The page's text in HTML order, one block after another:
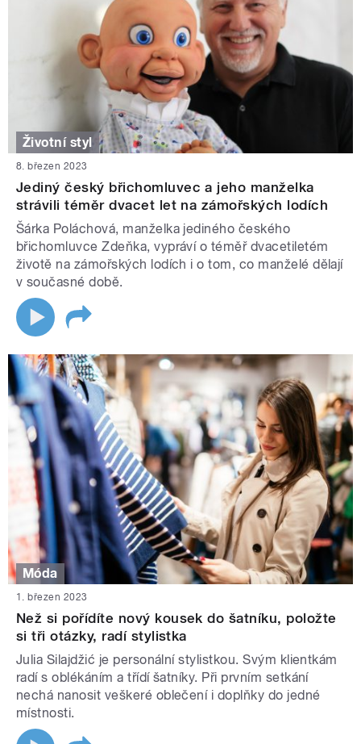
Životní styl
8. březen 2023
Jediný český břichomluvec a jeho manželka
strávili téměr dvacet let na zámořských lodích
Šárka Poláchová, manželka jediného českého
břichomluvce Zdeňka, vypráví o téměř dvacetiletém
životě na zámořských lodích i o tom, co manželé dělají
v současné době.
Móda
1. březen 2023
Než si pořídíte nový kousek do šatníku, položte
si tři otázky, radí stylistka
Julia Silajdžić je personální stylistkou. Svým klientkám
radí s oblékáním a třídí šatníky. Při prvním setkání
nechá nanosit veškeré oblečení i doplňky do jedné
místnosti.